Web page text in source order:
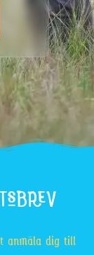
anmäla dig till